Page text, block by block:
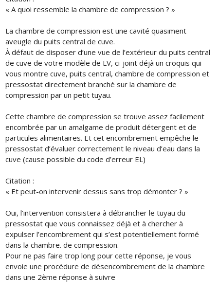
« A quoi ressemble la chambre de compression ? »
La chambre de compression est une cavité quasiment
aveugle du puits central de cuve.
À défaut de disposer d’une vue de l’extérieur du puits central
de cuve de votre modèle de LV, ci-joint déjà un croquis qui
vous montre cuve, puits central, chambre de compression et
pressostat directement branché sur la chambre de
compression par un petit tuyau.
Cette chambre de compression se trouve assez facilement
encombrée par un amalgame de produit détergent et de
particules alimentaires. Et cet encombrement empêche le
pressostat d’évaluer correctement le niveau d’eau dans la
cuve (cause possible du code d’erreur EL)
Citation :
« Et peut-on intervenir dessus sans trop démonter ? »
Oui, l’intervention consistera à débrancher le tuyau du
pressostat que vous connaissez déjà et à chercher à
expulser l’encombrement qui s’est potentiellement formé
dans la chambre. de compression.
Pour ne pas faire trop long pour cette réponse, je vous
envoie une procédure de désencombrement de la chambre
dans une 2ème réponse à suivre